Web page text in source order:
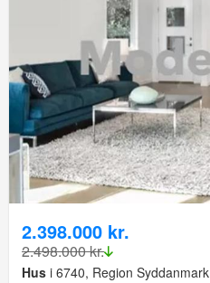
2.398.000 kr.
2.498.000 kr.
Hus i 6740, Region Syddanmark